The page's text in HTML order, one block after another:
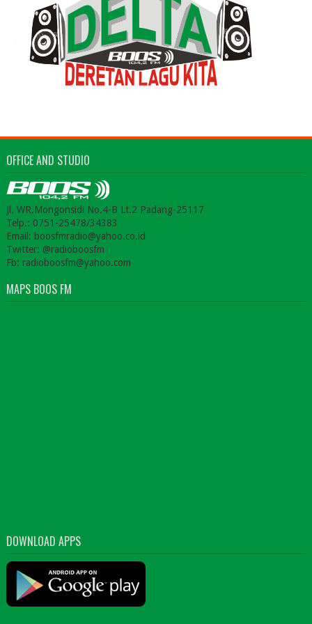
OFFICE AND STUDIO
Jl. WR.Mongonsidi No.4-B Lt.2 Padang-25117
Telp.: 0751-25478/34383
Email: boosfmradio@yahoo.co.id
Twitter: @radioboosfm
Fb: radioboosfm@yahoo.com
MAPS BOOS FM
DOWNLOAD APPS